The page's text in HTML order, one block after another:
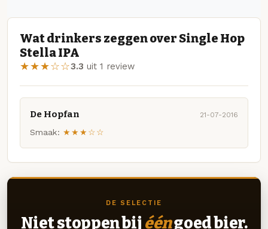
Wat drinkers zeggen over Single Hop
Stella IPA
★★★☆☆3.3 uit 1 review
De Hopfan 21-07-2016
Smaak: ★★★☆☆
DE SELECTIE
Niet stoppen bij ééngoed bier.